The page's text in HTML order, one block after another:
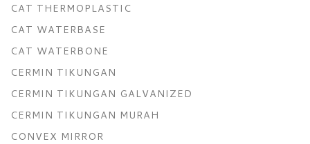
CAT THERMOPLASTIC
CAT WATERBASE
CAT WATERBONE
CERMIN TIKUNGAN
CERMIN TIKUNGAN GALVANIZED
CERMIN TIKUNGAN MURAH
CONVEX MIRROR